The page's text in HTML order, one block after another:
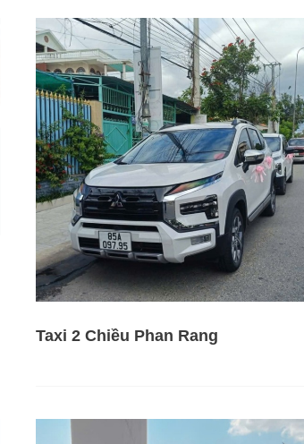
Taxi 2 Chiều Phan Rang